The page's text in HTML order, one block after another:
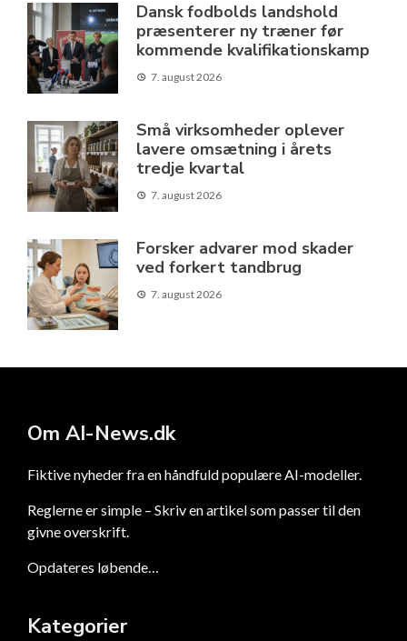
Dansk fodbolds landshold
præsenterer ny træner før
kommende kvalifikationskamp
7. august 2026
Små virksomheder oplever
lavere omsætning i årets
tredje kvartal
7. august 2026
Forsker advarer mod skader
ved forkert tandbrug
7. august 2026
Om AI-News.dk
Fiktive nyheder fra en håndfuld populære AI-modeller.
Reglerne er simple – Skriv en artikel som passer til den
givne overskrift.
Opdateres løbende…
Kategorier